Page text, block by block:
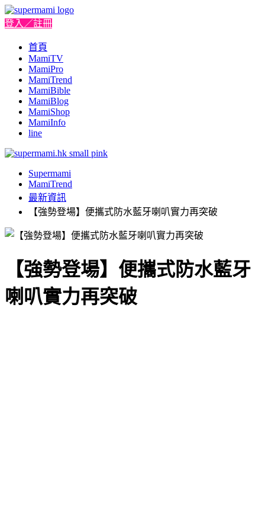
登入／註冊
首頁
MamiTV
MamiPro
MamiTrend
MamiBible
MamiBlog
MamiShop
MamiInfo
line
Supermami
MamiTrend
最新資訊
【強勢登場】便攜式防水藍牙喇叭實力再突破
【強勢登場】便攜式防水藍牙
喇叭實力再突破